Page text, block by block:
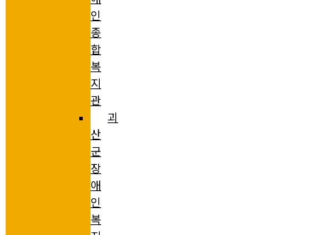
인
종
합
복
지
관
괴
산
군
장
애
인
복